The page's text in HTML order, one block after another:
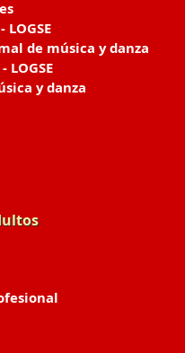
de música y danza
LOGSE
y danza